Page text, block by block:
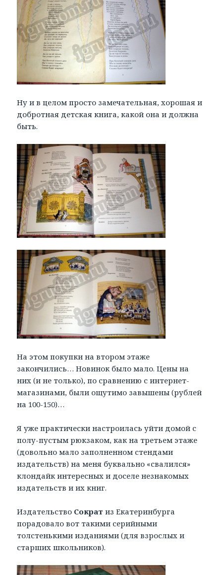
Ну и в целом просто замечательная, хорошая и
добротная детская книга, какой она и должна
быть.
На этом покупки на втором этаже
закончились… Новинок было мало. Цены на
них (и не только), по сравнению с интернет-
магазинами, были ощутимо завышены (рублей
на 100-150)…
Я уже практически настроилась уйти домой с
полу-пустым рюкзаком, как на третьем этаже
(довольно мало заполненном стендами
издательств) на меня буквально «свалился»
клондайк интересных и доселе незнакомых
издательств и их книг.
Издательство Сократ из Екатеринбурга
порадовало вот такими серийными
толстенькими изданиями (для взрослых и
старших школьников).